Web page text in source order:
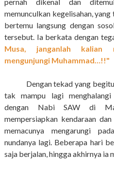
pernah dikenal dan
memunculkan kegelisahan,
bertemu langsung dengan
tersebut. Ia berkata dengan
Musa, janganlah kalian
mengunjungi Muhammad…!!"
Dengan tekad yang begitu
tak mampu lagi
dengan Nabi SAW di
mempersiapkan kendaraan
memacunya mengarungi
nundanya lagi. Beberapa hari
saja berjalan, hingga akhirnya ia